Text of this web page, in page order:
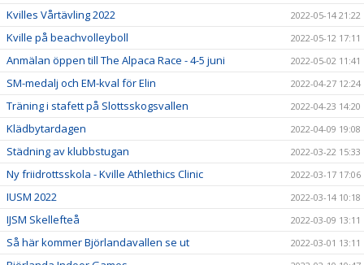
Kvilles Vårtävling 2022 2022-05-14 21:22
Kville på beachvolleyboll 2022-05-12 17:11
Anmälan öppen till The Alpaca Race - 4-5 juni 2022-05-02 11:41
SM-medalj och EM-kval för Elin 2022-04-27 12:24
Träning i stafett på Slottsskogsvallen 2022-04-23 14:20
Klädbytardagen 2022-04-09 19:08
Städning av klubbstugan 2022-03-22 15:33
Ny friidrottsskola - Kville Athlethics Clinic 2022-03-17 17:06
IUSM 2022 2022-03-14 10:18
IJSM Skellefteå 2022-03-09 13:11
Så här kommer Björlandavallen se ut 2022-03-01 13:11